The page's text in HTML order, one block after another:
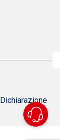
Dichiarazione